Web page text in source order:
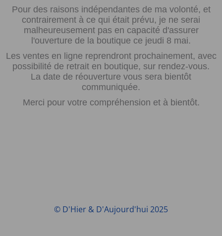
Pour des raisons indépendantes de ma volonté, et
contrairement à ce qui était prévu, je ne serai
malheureusement pas en capacité d'assurer
l'ouverture de la boutique ce jeudi 8 mai.
Les ventes en ligne reprendront prochainement, avec
possibilité de retrait en boutique, sur rendez-vous.
La date de réouverture vous sera bientôt
communiquée.
Merci pour votre compréhension et à bientôt.
© D'Hier & D'Aujourd'hui 2025